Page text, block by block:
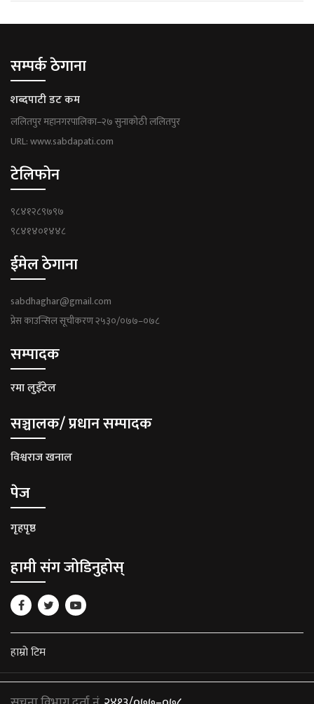
सम्पर्क ठेगाना
शब्दपाटी डट कम
ललितपुर महानगरपालिका–२७ सुनाकोठी ललितपुर
URL: www.sabdapati.com
टेलिफोन
९८४१२८९७९७
९८४१४०१४४८
ईमेल ठेगाना
sabdhaghar@gmail.com
प्रेस काउन्सिल सूचीकरण २५३०/०७७–०७८
सम्पादक
रमा लुइँटेल
सञ्चालक/ प्रधान सम्पादक
विश्वराज खनाल
पेज
गृहपृष्ठ
हामी संग जोडिनुहोस्
हाम्रो टिम